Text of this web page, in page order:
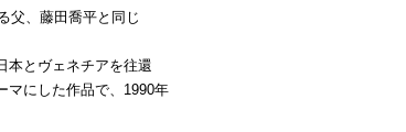
父、藤田喬平と同じ
本とヴェネチアを往還
マにした作品で、1990年